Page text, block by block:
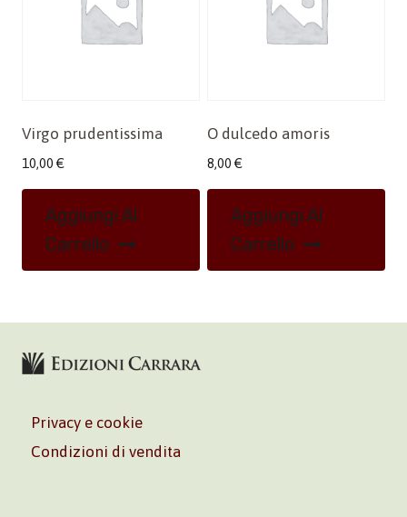
Virgo prudentissima
10,00 €
Aggiungi Al
Carrello
O dulcedo amoris
8,00 €
Aggiungi Al
Carrello
Privacy e cookie
Condizioni di vendita